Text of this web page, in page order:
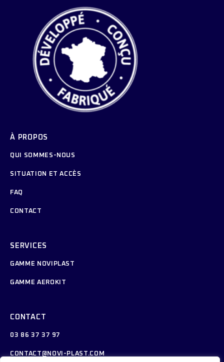
À PROPOS
QUI SOMMES-NOUS
SITUATION ET ACCÈS
FAQ
CONTACT
SERVICES
GAMME NOVIPLAST
GAMME AEROKIT
CONTACT
03 86 37 37 97
CONTACT@NOVI-PLAST.COM